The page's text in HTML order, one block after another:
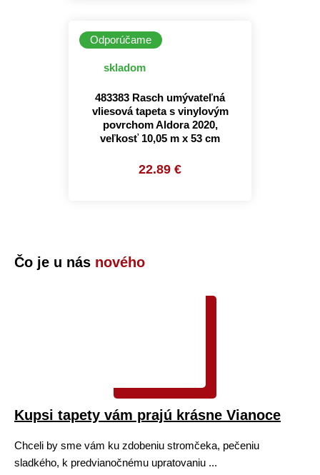
Odporúčame
skladom
483383 Rasch umývateľná
vliesová tapeta s vinylovým
povrchom Aldora 2020,
veľkosť 10,05 m x 53 cm
22.89 €
Čo je u nás nového
Kupsi tapety vám prajú krásne Vianoce
Chceli by sme vám ku zdobeniu stromčeka, pečeniu
sladkého, k predvianočnému upratovaniu ...